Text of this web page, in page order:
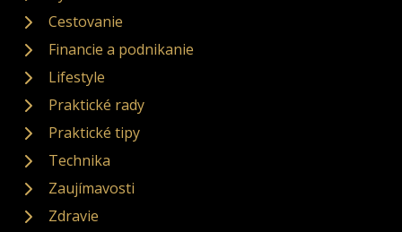
Cestovanie
Financie a podnikanie
Lifestyle
Praktické rady
Praktické tipy
Technika
Zaujímavosti
Zdravie